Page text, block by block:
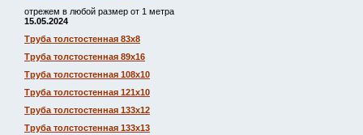
отрежем в любой размер от 1 метра
15.05.2024
Труба толстостенная 83х8
Труба толстостенная 89х16
Труба толстостенная 108х10
Труба толстостенная 121х10
Труба толстостенная 133х12
Труба толстостенная 133х13